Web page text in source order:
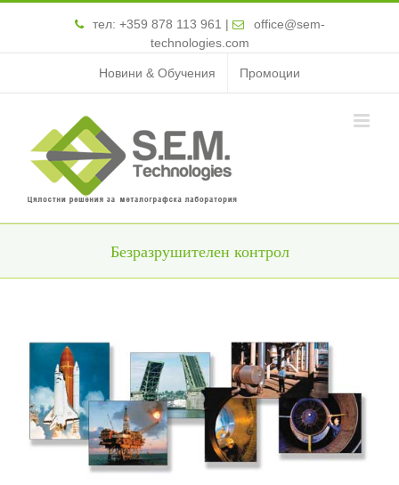
тел: +359 878 113 961 |
office@sem-
technologies.com
Новини & Обучения Промоции
Безразрушителен контрол